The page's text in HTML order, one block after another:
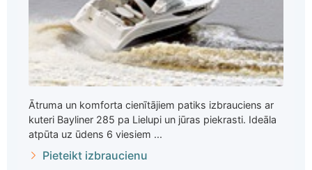
Ātruma un komforta cienītājiem patiks izbrauciens ar
kuteri Bayliner 285 pa Lielupi un jūras piekrasti. Ideāla
atpūta uz ūdens 6 viesiem ...
Pieteikt izbraucienu